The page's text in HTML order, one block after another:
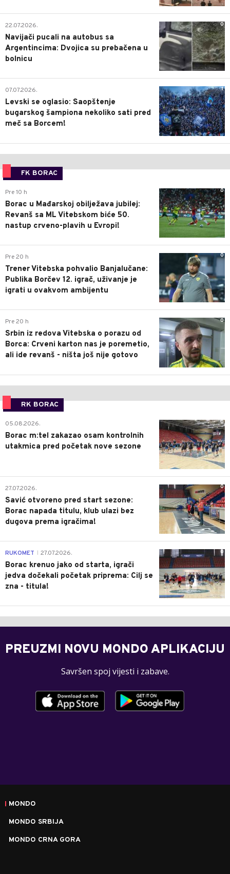
0
22.07.2026.
Navijači pucali na autobus sa
Argentincima: Dvojica su prebačena u
bolnicu
1
07.07.2026.
Levski se oglasio: Saopštenje
bugarskog šampiona nekoliko sati pred
meč sa Borcem!
FK BORAC
0
Pre 10 h
Borac u Mađarskoj obilježava jubilej:
Revanš sa ML Vitebskom biće 50.
nastup crveno-plavih u Evropi!
0
Pre 20 h
Trener Vitebska pohvalio Banjalučane:
Publika Borčev 12. igrač, uživanje je
igrati u ovakvom ambijentu
0
Pre 20 h
Srbin iz redova Vitebska o porazu od
Borca: Crveni karton nas je poremetio,
ali ide revanš - ništa još nije gotovo
RK BORAC
0
05.08.2026.
Borac m:tel zakazao osam kontrolnih
utakmica pred početak nove sezone
0
27.07.2026.
Savić otvoreno pred start sezone:
Borac napada titulu, klub ulazi bez
dugova prema igračima!
0
RUKOMET 27.07.2026.
Borac krenuo jako od starta, igrači
jedva dočekali početak priprema: Cilj se
zna - titula!
PREUZMI NOVU MONDO APLIKACIJU
Savršen spoj vijesti i zabave.
MONDO
MONDO SRBIJA
MONDO CRNA GORA